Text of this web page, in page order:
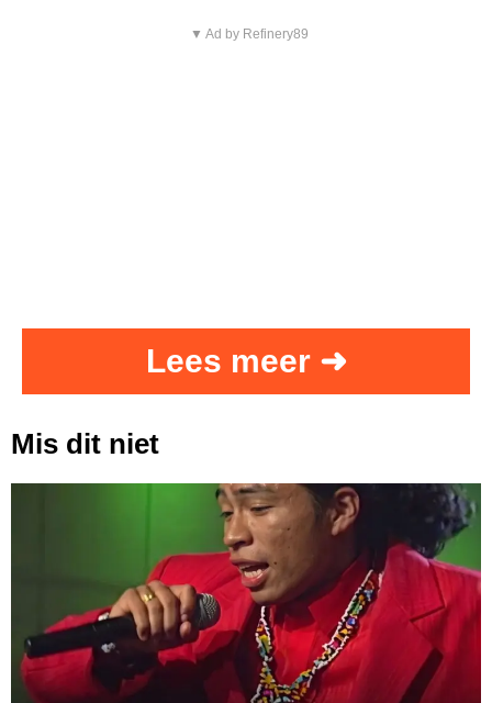
▼ Ad by Refinery89
Lees meer ➜
Mis dit niet